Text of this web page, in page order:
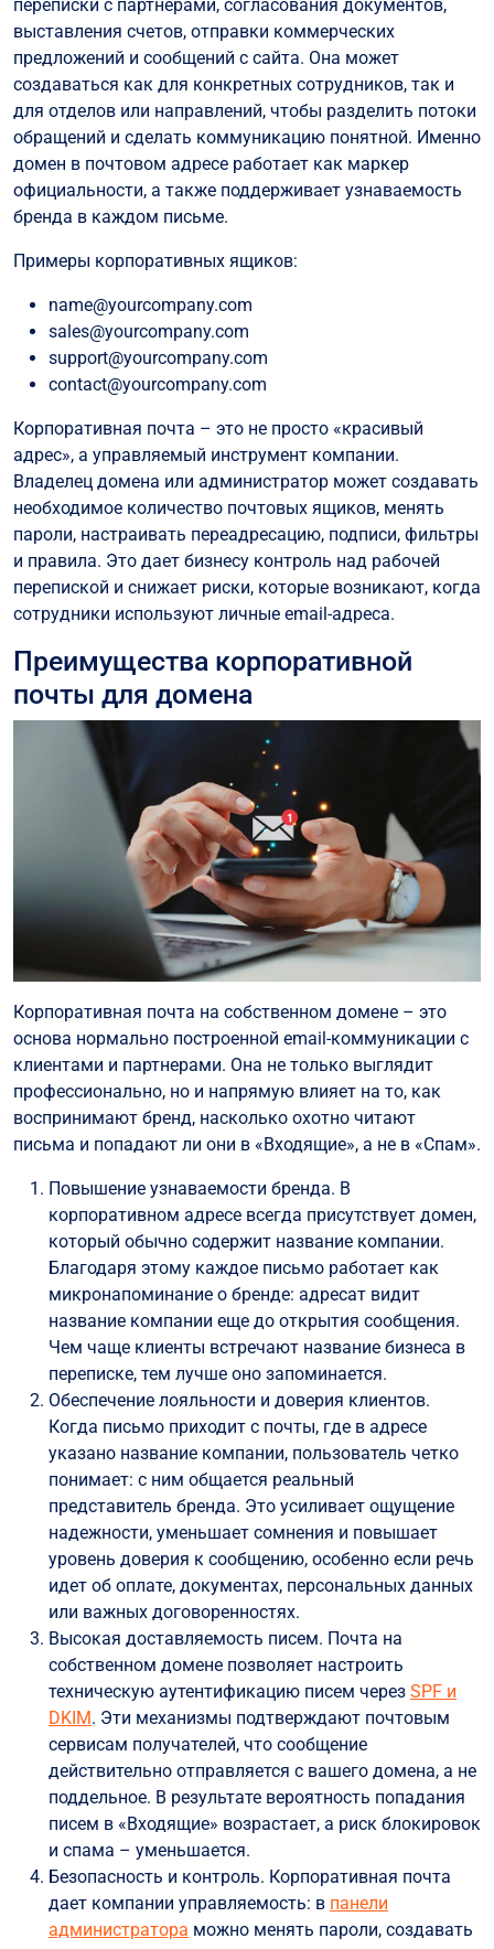
переписки с партнерами, согласования документов,
выставления счетов, отправки коммерческих
предложений и сообщений с сайта. Она может
создаваться как для конкретных сотрудников, так и
для отделов или направлений, чтобы разделить потоки
обращений и сделать коммуникацию понятной. Именно
домен в почтовом адресе работает как маркер
официальности, а также поддерживает узнаваемость
бренда в каждом письме.
Примеры корпоративных ящиков:
name@yourcompany.com
sales@yourcompany.com
support@yourcompany.com
contact@yourcompany.com
Корпоративная почта – это не просто «красивый
адрес», а управляемый инструмент компании.
Владелец домена или администратор может создавать
необходимое количество почтовых ящиков, менять
пароли, настраивать переадресацию, подписи, фильтры
и правила. Это дает бизнесу контроль над рабочей
перепиской и снижает риски, которые возникают, когда
сотрудники используют личные email-адреса.
Преимущества корпоративной
почты для домена
Корпоративная почта на собственном домене – это
основа нормально построенной email-коммуникации с
клиентами и партнерами. Она не только выглядит
профессионально, но и напрямую влияет на то, как
воспринимают бренд, насколько охотно читают
письма и попадают ли они в «Входящие», а не в «Спам».
Повышение узнаваемости бренда. В
корпоративном адресе всегда присутствует домен,
который обычно содержит название компании.
Благодаря этому каждое письмо работает как
микронапоминание о бренде: адресат видит
название компании еще до открытия сообщения.
Чем чаще клиенты встречают название бизнеса в
переписке, тем лучше оно запоминается.
Обеспечение лояльности и доверия клиентов.
Когда письмо приходит с почты, где в адресе
указано название компании, пользователь четко
понимает: с ним общается реальный
представитель бренда. Это усиливает ощущение
надежности, уменьшает сомнения и повышает
уровень доверия к сообщению, особенно если речь
идет об оплате, документах, персональных данных
или важных договоренностях.
Высокая доставляемость писем. Почта на
собственном домене позволяет настроить
техническую аутентификацию писем через SPF и
DKIM. Эти механизмы подтверждают почтовым
сервисам получателей, что сообщение
действительно отправляется с вашего домена, а не
поддельное. В результате вероятность попадания
писем в «Входящие» возрастает, а риск блокировок
и спама – уменьшается.
Безопасность и контроль. Корпоративная почта
дает компании управляемость: в панели
администратора можно менять пароли, создавать